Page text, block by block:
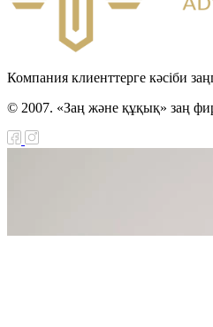
Қазақстан
Иордан Хашимит
арасындағы
бойынша өзара
туралы келісімді
туралы Заңы
қатысушыларды
Компания клиенттерге кәсіби
© 2007. «Заң және құқық» заң